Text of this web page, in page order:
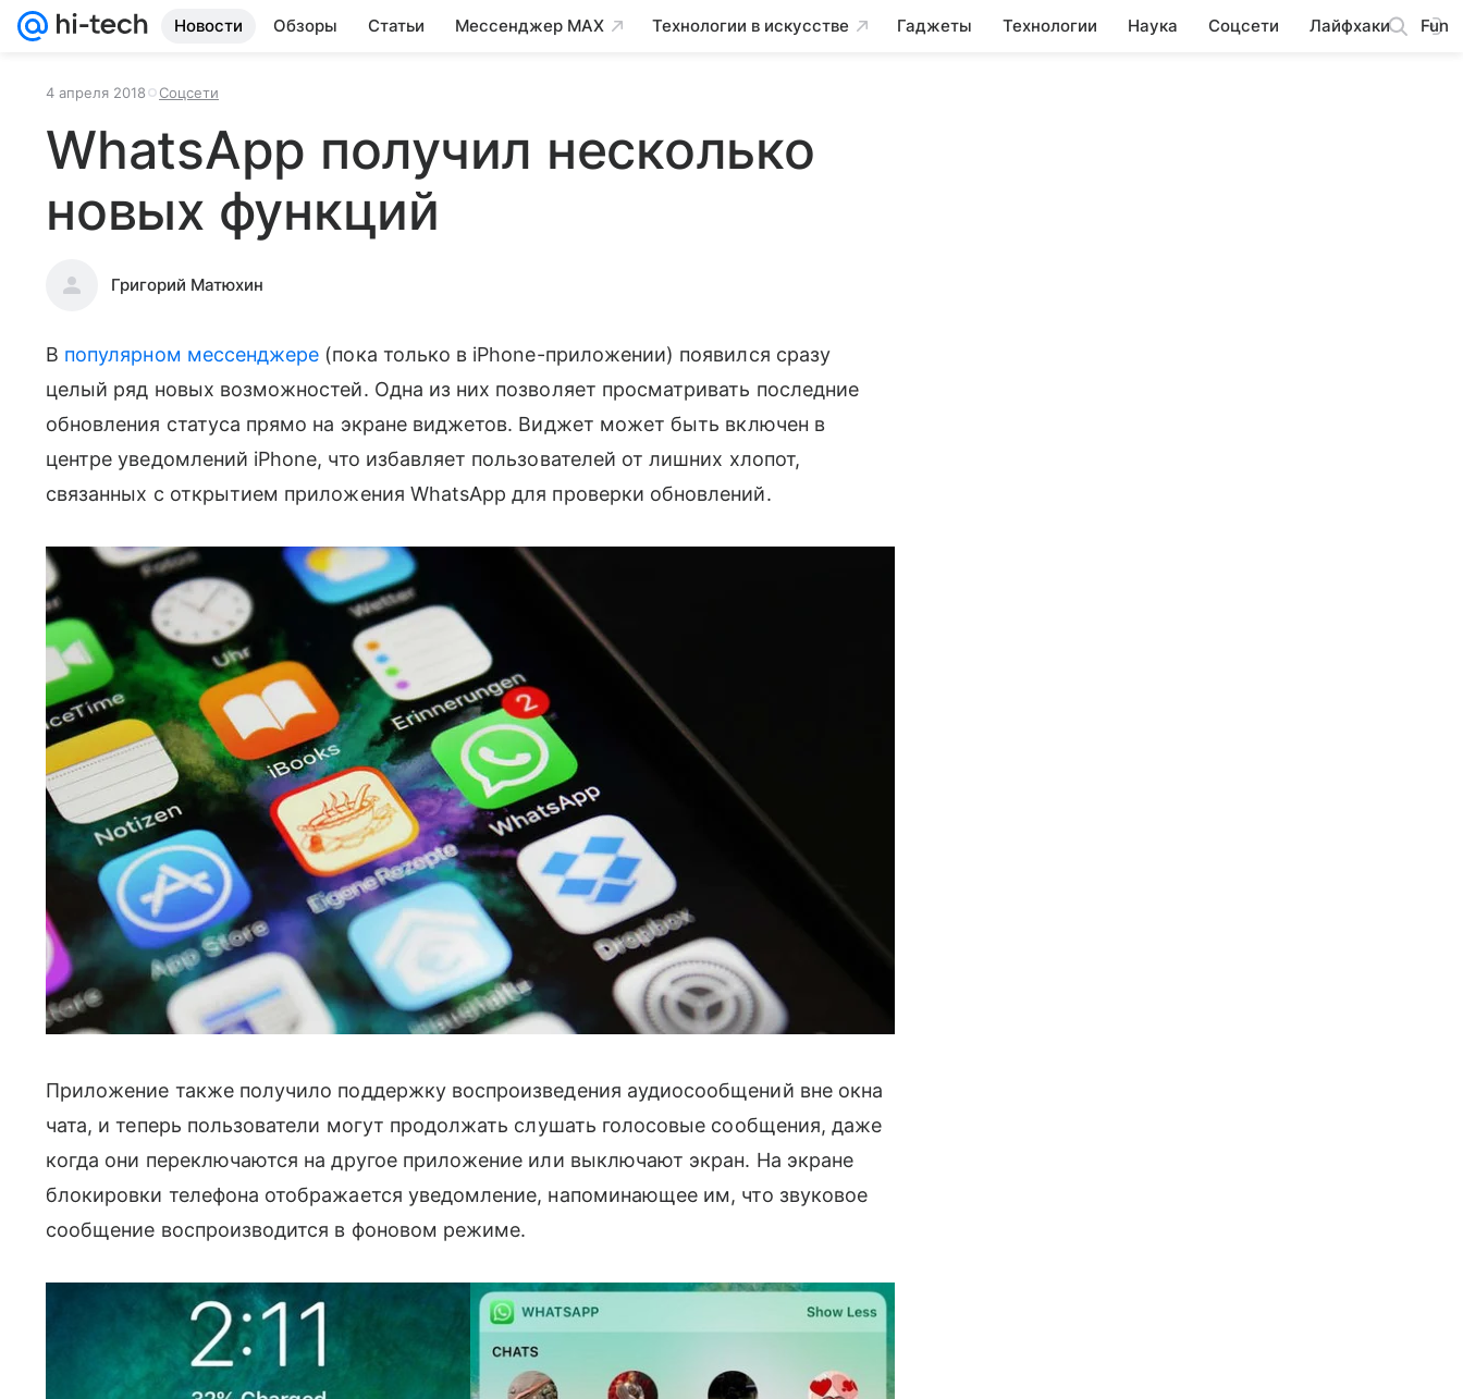
Новости Обзоры Статьи Мессенджер MAX Технологии в искусстве Гаджеты Технологии Наука Соцсети Лайфхаки Fun
4 апреля 2018 Соцсети
WhatsApp получил несколько
новых функций
Григорий Матюхин
В популярном мессенджере (пока только в iPhone-приложении) появился сразу
целый ряд новых возможностей. Одна из них позволяет просматривать последние
обновления статуса прямо на экране виджетов. Виджет может быть включен в
центре уведомлений iPhone, что избавляет пользователей от лишних хлопот,
связанных с открытием приложения WhatsApp для проверки обновлений.
Приложение также получило поддержку воспроизведения аудиосообщений вне окна
чата, и теперь пользователи могут продолжать слушать голосовые сообщения, даже
когда они переключаются на другое приложение или выключают экран. На экране
блокировки телефона отображается уведомление, напоминающее им, что звуковое
сообщение воспроизводится в фоновом режиме.